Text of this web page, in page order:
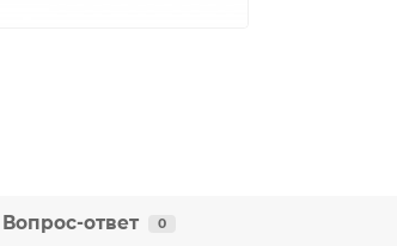
Вопрос-ответ 0